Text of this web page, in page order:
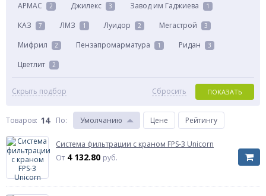
АРМАС 2 Джилекс 3 Завод им Гаджиева 1
КАЗ 7 ЛМЗ 1 Луидор 2 Мегастрой 3
Мифрил 2 Пензапромарматура 1 Ридан 3
Цветлит 2
Скрыть подбор ПОКАЗАТЬ
Сбросить
Товаров: 14 По: Умолчанию Цене Рейтингу
Система фильтрации с краном FPS-3 Unicorn
От 4 132.80 руб.